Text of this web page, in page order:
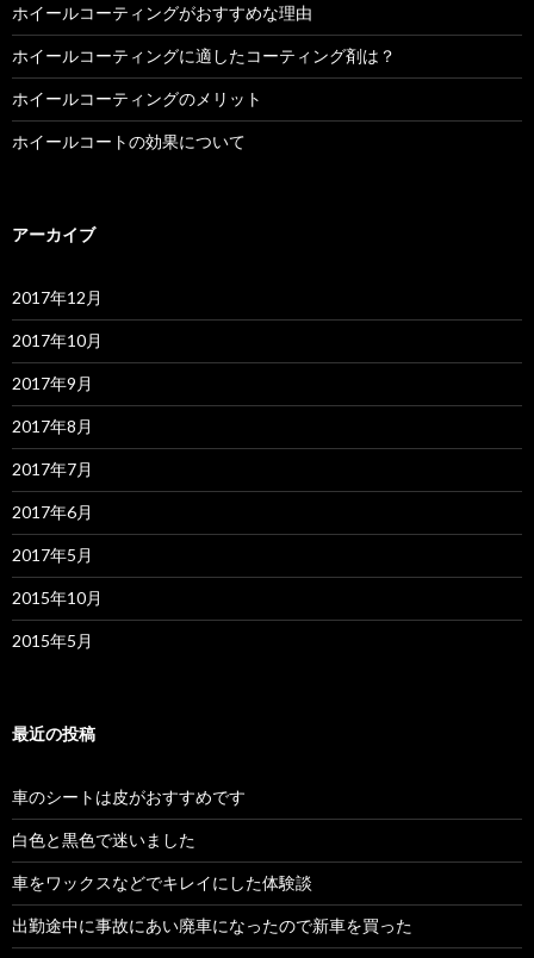
ホイールコーティングがおすすめな理由
ホイールコーティングに適したコーティング剤は？
ホイールコーティングのメリット
ホイールコートの効果について
アーカイブ
2017年12月
2017年10月
2017年9月
2017年8月
2017年7月
2017年6月
2017年5月
2015年10月
2015年5月
最近の投稿
車のシートは皮がおすすめです
白色と黒色で迷いました
車をワックスなどでキレイにした体験談
出勤途中に事故にあい廃車になったので新車を買った